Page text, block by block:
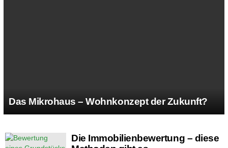
Das Mikrohaus – Wohnkonzept der Zukunft?
MORE
Die Immobilienbewertung – diese